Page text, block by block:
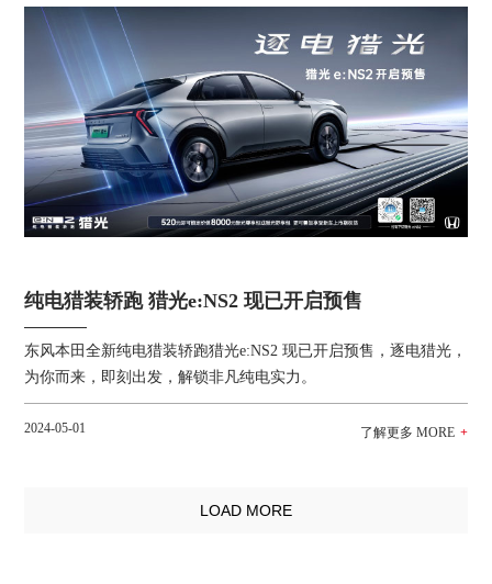
纯电猎装轿跑 猎光e:NS2 现已开启预售
东风本田全新纯电猎装轿跑猎光e:NS2 现已开启预售，逐电猎光，
为你而来，即刻出发，解锁非凡纯电实力。
2024-05-01
LOAD MORE